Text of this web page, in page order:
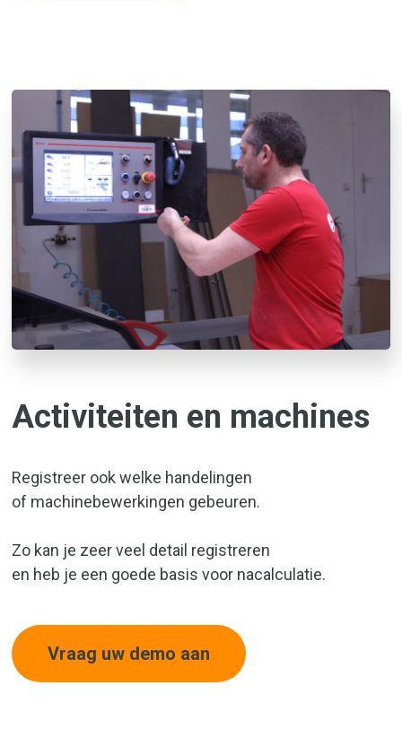
Activiteiten en machines
Registreer ook welke handelingen
of machinebewerkingen gebeuren.
Zo kan je zeer veel detail registreren
en heb je een goede basis voor nacalculatie.
Vraag uw demo aan